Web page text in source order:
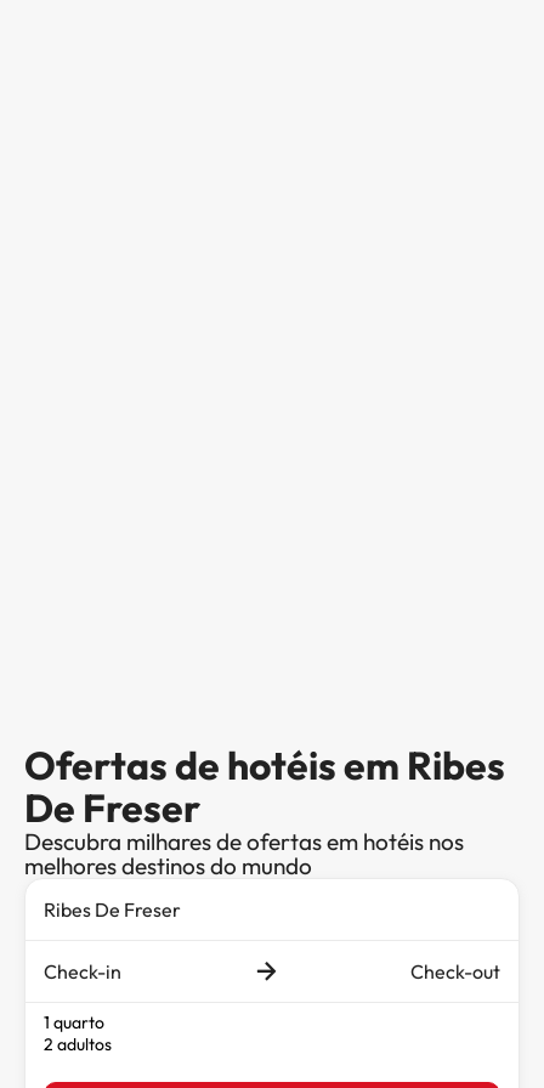
Ofertas de hotéis em Ribes
De Freser
Descubra milhares de ofertas em hotéis nos
melhores destinos do mundo
Check-in Check-out
1 quarto
2 adultos